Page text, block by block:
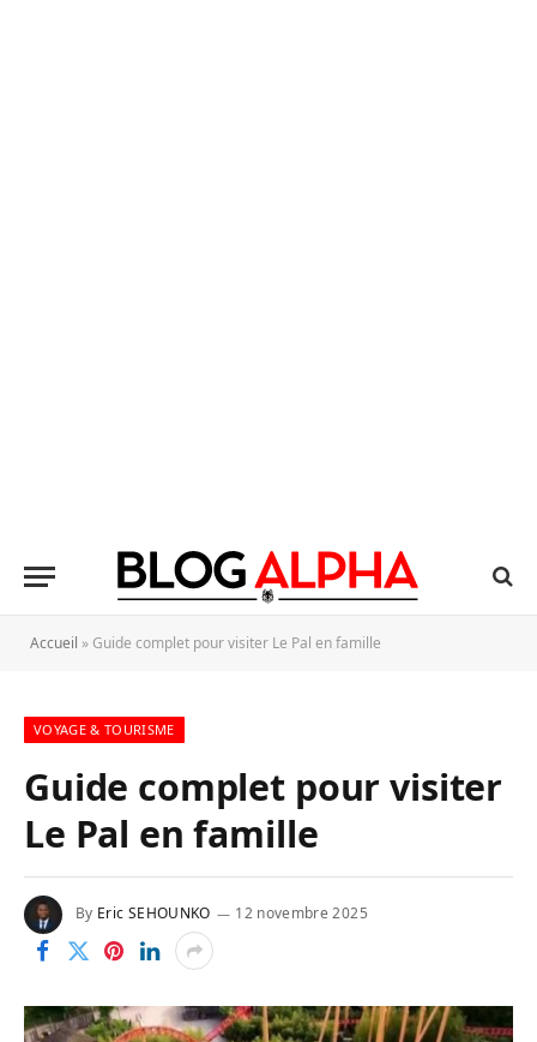
Accueil » Guide complet pour visiter Le Pal en famille
VOYAGE & TOURISME
Guide complet pour visiter
Le Pal en famille
By Eric SEHOUNKO 12 novembre 2025